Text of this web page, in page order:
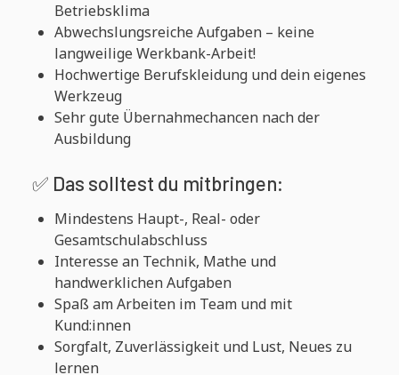
Betriebsklima
Abwechslungsreiche Aufgaben – keine
langweilige Werkbank-Arbeit!
Hochwertige Berufskleidung und dein eigenes
Werkzeug
Sehr gute Übernahmechancen nach der
Ausbildung
✅ Das solltest du mitbringen:
Mindestens Haupt-, Real- oder
Gesamtschulabschluss
Interesse an Technik, Mathe und
handwerklichen Aufgaben
Spaß am Arbeiten im Team und mit
Kund:innen
Sorgfalt, Zuverlässigkeit und Lust, Neues zu
lernen